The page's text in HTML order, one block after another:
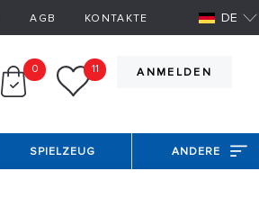
AGB KONTAKTE DE
ANMELDEN
0 11
SPIELZEUG ANDERE